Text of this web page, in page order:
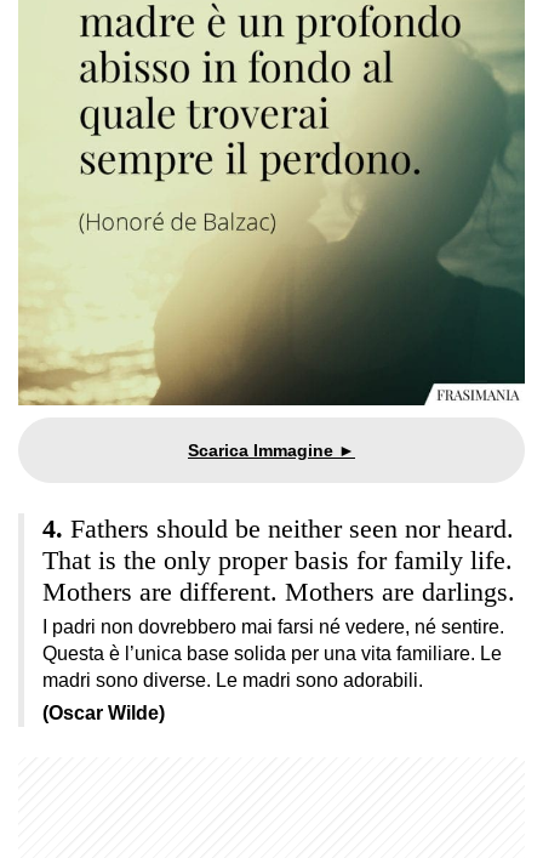
Fathers should be neither seen nor heard.
That is the only proper basis for family life.
Mothers are different. Mothers are darlings.
I padri non dovrebbero mai farsi né vedere, né sentire.
Questa è l’unica base solida per una vita familiare. Le
madri sono diverse. Le madri sono adorabili.
(Oscar Wilde)